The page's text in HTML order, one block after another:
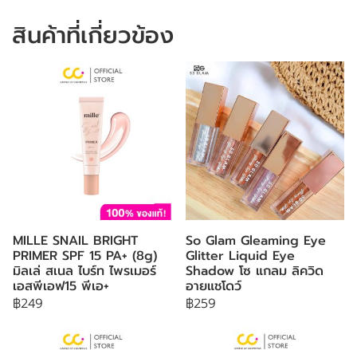
สินค้าที่เกี่ยวข้อง
MILLE SNAIL BRIGHT
PRIMER SPF 15 PA+ (8g)
มิลเล่ สเนล ไบร์ท ไพรเมอร์
เอสพีเอฟ15 พีเอ+
฿249
So Glam Gleaming Eye
Glitter Liquid Eye
Shadow โซ แกลม ลิควิด
อายแชโดว์
฿259